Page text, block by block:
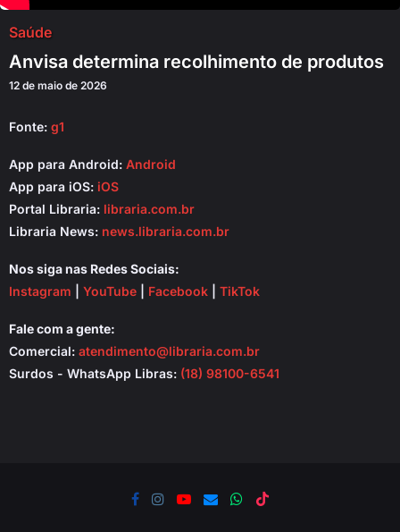
Saúde
Anvisa determina recolhimento de produtos
12 de maio de 2026
Fonte: g1
App para Android: Android
App para iOS: iOS
Portal Libraria: libraria.com.br
Libraria News: news.libraria.com.br
Nos siga nas Redes Sociais:
Instagram
YouTube Facebook TikTok
Fale com a gente:
Comercial: atendimento@libraria.com.br
Surdos - WhatsApp Libras: (18) 98100-6541